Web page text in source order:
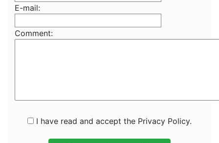
E-mail:
Comment:
I have read and accept the Privacy Policy.